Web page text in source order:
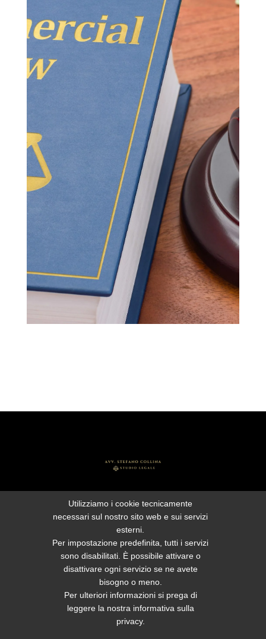
051221442
stefanocollina@avvocatibologna.eu
mariaritalelli@avvocatibologna.eu
P.IVA – 03389981204
Privacy policy|Cookies|Sitemap
Utilizziamo i cookie tecnicamente
necessari sul nostro sito web e sui servizi
esterni.
Per impostazione predefinita, tutti i servizi
sono disabilitati. È possibile attivare o
disattivare ogni servizio se ne avete
bisogno o meno.
Per ulteriori informazioni si prega di
leggere la nostra informativa sulla
privacy.